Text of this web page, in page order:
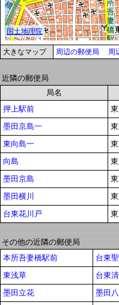
大きなマップ 周辺の郵便局 周
近隣の郵便局
局名
押上駅前
墨田京島一
東向島一
向島
墨田京島
墨田横川
台東花川戸
その他の近隣の郵便局
本所吾妻橋駅前
台東
東浅草
台東清
墨田立花
墨田